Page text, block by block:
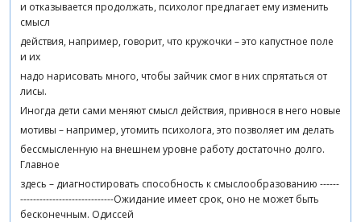
и отказывается продолжать, психолог предлагает ему изменить
смысл
действия, например, говорит, что кружочки – это капустное поле
и их
надо нарисовать много, чтобы зайчик смог в них спрятаться от
лисы.
Иногда дети сами меняют смысл действия, привнося в него новые
мотивы – например, утомить психолога, это позволяет им делать
бессмысленную на внешнем уровне работу достаточно долго.
Главное
здесь – диагностировать способность к смыслообразованию ------
-----------------------------Ожидание имеет срок, оно не может быть
бесконечным. Одиссей